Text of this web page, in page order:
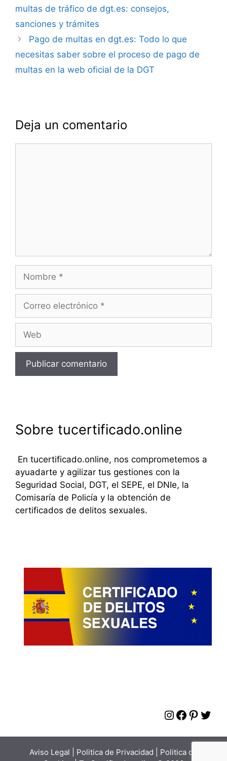
de
multas de tráfico de dgt.es: consejos,
sanciones y trámites
Pago de multas en dgt.es: Todo lo que
necesitas saber sobre el proceso de pago de
multas en la web oficial de la DGT
Deja un comentario
Nombre
Correo
Web
Sobre tucertificado.online
En tucertificado.online, nos comprometemos a
ayuadarte y agilizar tus gestiones con la
Seguridad Social, DGT, el SEPE, el DNIe, la
Comisaría de Policía y la obtención de
certificados de delitos sexuales.
Instagram
Aviso Legal Politica de Privacidad
Politica de